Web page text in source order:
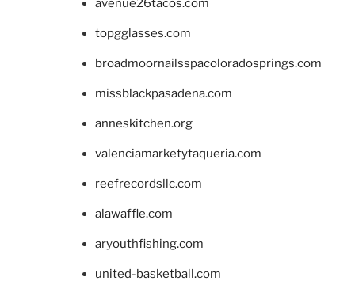
avenue26tacos.com
topgglasses.com
broadmoornailsspacoloradosprings.com
missblackpasadena.com
anneskitchen.org
valenciamarketytaqueria.com
reefrecordsllc.com
alawaffle.com
aryouthfishing.com
united-basketball.com